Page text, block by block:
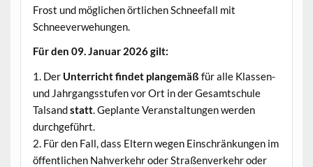
Frost und möglichen örtlichen Schneefall mit
Schneeverwehungen.
Für den 09. Januar 2026 gilt:
1. Der Unterricht findet plangemäß für alle Klassen-
und Jahrgangsstufen vor Ort in der Gesamtschule
Talsandstatt. Geplante Veranstaltungen werden
durchgeführt.
2. Für den Fall, dass Eltern wegen Einschränkungen im
öffentlichen Nahverkehr oder Straßenverkehr oder